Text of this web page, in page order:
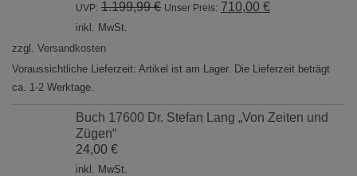
UVP: 1.199,99€ Ursprünglicher
Unser Preis: 710,00 €Aktueller
inkl. MwSt.
zzgl. Versandkosten
Voraussichtliche Lieferzeit: Artikel ist am Lager. Die Lieferzeit beträgt
ca. 1-2 Werktage.
Buch 17600 Dr. Stefan Lang „Von Zeiten und
Zügen“
24,00 €
inkl. MwSt.